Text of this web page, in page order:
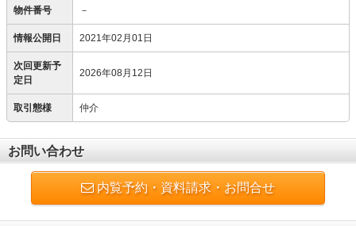
物件番号 －
情報公開日 2021年02月01日
次回更新予
定日
2026年08月12日
取引態様 仲介
お問い合わせ
内覧予約・資料請求・お問合せ